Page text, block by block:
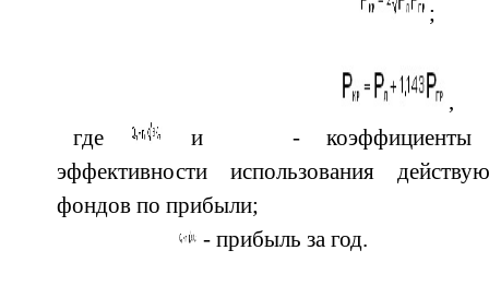
;
,
где
и
- коэффициенты
эффективности использования
фондов по прибыли;
- прибыль за год.